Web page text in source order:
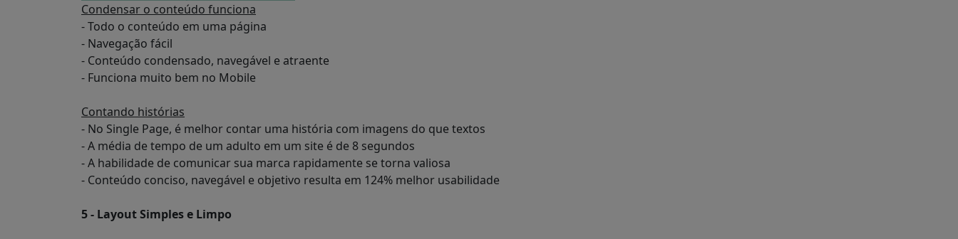
Condensar o conteúdo funciona
- Todo o conteúdo em uma página
- Navegação fácil
- Conteúdo condensado, navegável e atraente
- Funciona muito bem no Mobile
Contando histórias
- No Single Page, é melhor contar uma história com imagens do que textos
- A média de tempo de um adulto em um site é de 8 segundos
- A habilidade de comunicar sua marca rapidamente se torna valiosa
- Conteúdo conciso, navegável e objetivo resulta em 124% melhor usabilidade
5 - Layout Simples e Limpo